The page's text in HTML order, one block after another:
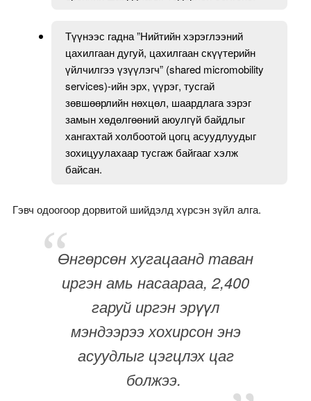
Түүнээс гадна ”Нийтийн хэрэглээний
цахилгаан дугуй, цахилгаан скүүтерийн
үйлчилгээ үзүүлэгч” (shared micromobility
services)-ийн эрх, үүрэг, тусгай
зөвшөөрлийн нөхцөл, шаардлага зэрэг
замын хөдөлгөөний аюулгүй байдлыг
хангахтай холбоотой цогц асуудлуудыг
зохицуулахаар тусгаж байгааг хэлж
байсан.
Гэвч одоогоор дорвитой шийдэлд хүрсэн зүйл алга.
Өнгөрсөн хугацаанд таван
иргэн амь насаараа, 2,400
гаруй иргэн эрүүл
мэндээрээ хохирсон энэ
асуудлыг цэгцлэх цаг
болжээ.